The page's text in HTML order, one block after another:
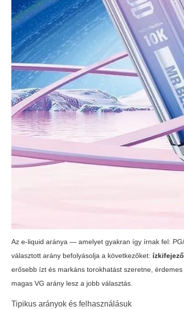
Az e-liquid aránya — amelyet gyakran így írnak fel:
választott arány befolyásolja a következőket:
erősebb ízt és markáns torokhatást szeretne,
magas VG arány lesz a jobb választás.
Tipikus arányok és felhasználásuk